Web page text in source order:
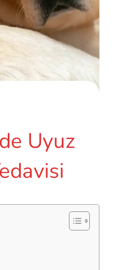
Uyuz